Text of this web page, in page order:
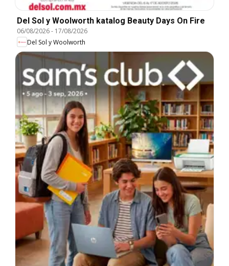
Del Sol y Woolworth katalog Beauty Days On Fire
06/08/2026- 17/08/2026
Del Sol y Woolworth